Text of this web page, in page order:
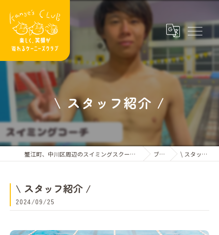
\ スタッフ紹介 /
蟹江町、中川区周辺のスイミングスクールならケーニーズクラブ ブログ \ スタッフ紹介 /
\ スタッフ紹介 /
2024/09/25